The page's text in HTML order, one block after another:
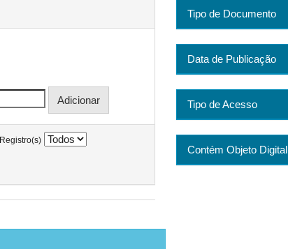
Registro(s)
Tipo de Documento
Data de Publicação
Tipo de Acesso
Contém Objeto Digital